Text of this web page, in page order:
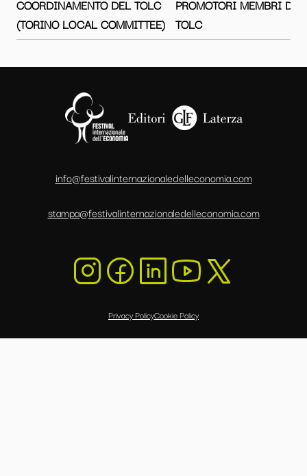
COORDINAMENTO DEL TOLC
(TORINO LOCAL COMMITTEE)
PROMOTORI MEMBRI DEL
TOLC
info@festivalinternazionaledelleconomia.com
stampa@festivalinternazionaledelleconomia.com
Privacy PolicyCookie Policy